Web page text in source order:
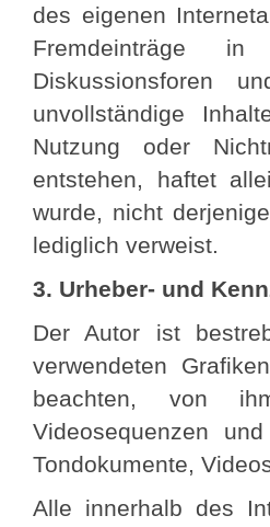
des eigenen
Fremdeinträge
Diskussionsforen
unvollständige
Nutzung oder
entstehen, haftet
wurde, nicht
lediglich verweist.
3. Urheber- und
Der Autor ist
verwendeten
beachten, von
Videosequenzen
Tondokumente,
Alle innerhalb des